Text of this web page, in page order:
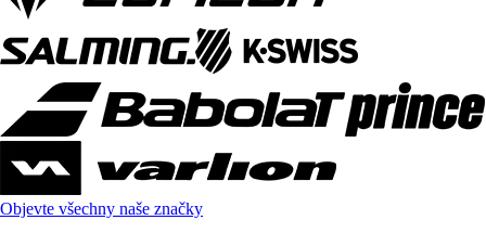
Objevte všechny naše značky